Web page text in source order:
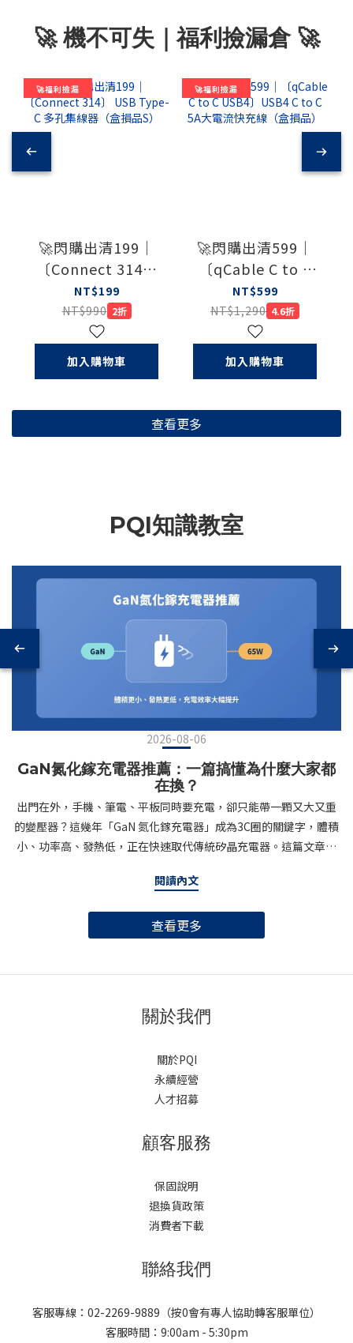
🚀 機不可失｜福利撿漏倉 🚀
🚀福利撿漏
🚀閃購出清199｜
〔Connect 314〕
USB Type-C 多孔
集線器（盒損品S）
NT$199
NT$990 2折
加入購物車
🚀福利撿漏
🚀閃購出清599｜
〔qCable C to C
USB4〕USB4 C to
C 5A大電流快充線
（盒損品）
NT$599
NT$1,290 4.6折
加入購物車
查看更多
PQI知識教室
2026-08-06
GaN氮化鎵充電器推薦：一篇搞懂為什麼大家都
在換？
出門在外，手機、筆電、平板同時要充電，卻只能帶一顆又大又重
的變壓器？這幾年「GaN 氮化鎵充電器」成為3C圈的關鍵字，體積
小、功率高、發熱低，正在快速取代傳統矽晶充電器。這篇文章帶
意的重點。什麼是GaN氮化鎵充電器？GaN（Gallium Nitride，氮
電子遷移率更高、耐高壓能力更強，能在更小的體積內處理更大的
牌到筆電品牌，甚至第三方配件廠，都陸續把充電器改用GaN技術
製造。GaN充電器的三大優勢1. 體積更小、更輕巧GaN晶片的能源
薄，出差、旅行帶一顆就能應付多台裝置。2. 發熱更低、更安全傳
統充電器長時間使用容易發燙，GaN材質因為能源損耗低，運作時
溫度相對穩定，長時間充電也更令人安心。3. 功率更高、支援多裝
多孔位、多埠同時供電的設計，一顆充電器就能同時幫手機、筆
注意什麼？在琳瑯滿目的GaN充電器產品中，建議從以下幾個面向
挑選：輸出功率是否符合你的裝置需求：筆電通常需要65W以上，
手機、耳機等小型裝置則30W以內已相當足夠，建議選擇支援智慧
Delivery）是目前主流快充協定，相容性高，幾乎所有iPhone、
Android旗艦機、筆電都能支援。孔位數量與接口類型：依照自己常
是Type-A。安全認證：留意是否具備過壓、過流、過熱等多重保護
閱讀內文
查看更多
關於我們
關於PQI
永續經營
人才招募
顧客服務
保固說明
退換貨政策
消費者下載
聯絡我們
客服專線：02-2269-9889（按0會有專人協助轉客服單位）
客服時間：9:00am - 5:30pm